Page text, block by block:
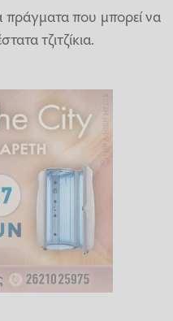
που μπορεί να
τζιτζίκια.